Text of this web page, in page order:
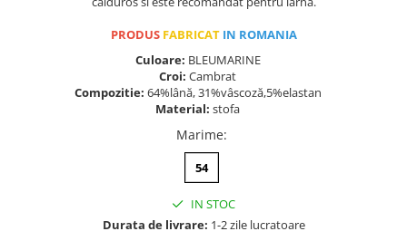
PRODUS FABRICAT IN ROMANIA
Culoare: BLEUMARINE
Croi: Cambrat
Compozitie: 64%lână, 31%vâscoză,5%elastan
Material: stofa
Marime:
54
IN STOC
Durata de livrare: 1-2 zile lucratoare